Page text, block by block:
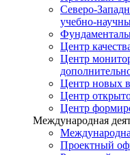
Северо-
учебно-
Центр
Центр
Центр новых
Центр
Центр
Международная
Проектный